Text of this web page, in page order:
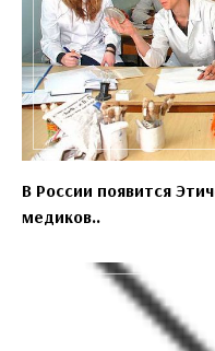
В России появится
медиков..